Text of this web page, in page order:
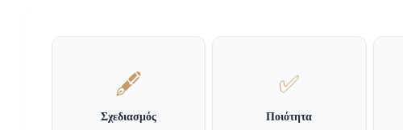
🖋️
Σχεδιασμός
✅
Ποιότητα